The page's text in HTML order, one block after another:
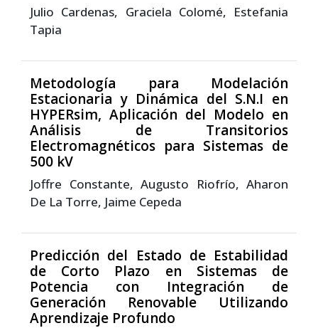
Julio Cardenas, Graciela Colomé, Estefania
Tapia
Metodología para Modelación
Estacionaria y Dinámica del S.N.I en
HYPERsim, Aplicación del Modelo en
Análisis de Transitorios
Electromagnéticos para Sistemas de
500 kV
Joffre Constante, Augusto Riofrío, Aharon
De La Torre, Jaime Cepeda
Predicción del Estado de Estabilidad
de Corto Plazo en Sistemas de
Potencia con Integración de
Generación Renovable Utilizando
Aprendizaje Profundo